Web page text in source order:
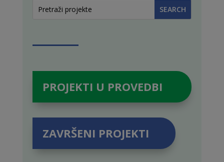
PROJEKTI U PROVEDBI
ZAVRŠENI PROJEKTI